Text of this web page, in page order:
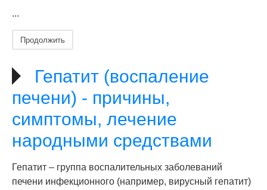
...
Продолжить
Гепатит (воспаление
печени) - причины,
симптомы, лечение
народными средствами
Гепатит – группа воспалительных заболеваний
печени инфекционного (например, вирусный гепатит)